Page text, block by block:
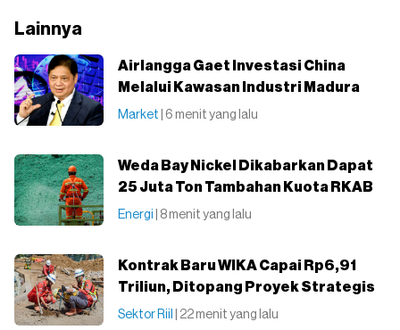
Lainnya
Airlangga Gaet Investasi China
Melalui Kawasan Industri Madura
Market | 6 menit yang lalu
Weda Bay Nickel Dikabarkan Dapat
25 Juta Ton Tambahan Kuota RKAB
Energi | 8 menit yang lalu
Kontrak Baru WIKA Capai Rp6,91
Triliun, Ditopang Proyek Strategis
Sektor Riil | 22 menit yang lalu